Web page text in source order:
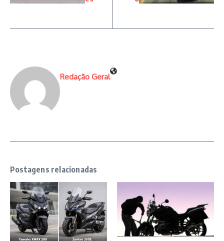
Redação Geral
Postagens relacionadas